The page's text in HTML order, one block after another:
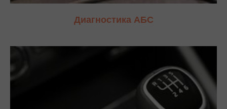
Диагностика АБС